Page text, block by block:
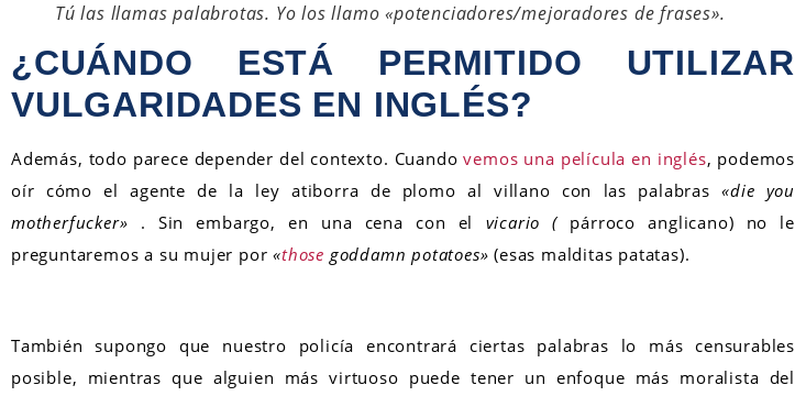
Tú las llamas palabrotas. Yo los llamo «potenciadores/mejoradores de frases».
¿CUÁNDO ESTÁ PERMITIDO UTILIZAR
VULGARIDADES EN INGLÉS?
Además, todo parece depender del contexto. Cuandovemos una película en inglés, podemos
oír cómo el agente de la ley atiborra de plomo al villano con las palabras«die you
motherfucker» . Sin embargo, en una cena con el vicario (párroco anglicano) no le
preguntaremos a su mujer por«those goddamn potatoes» (esas malditas patatas).
También supongo que nuestro policía encontrará ciertas palabras lo más censurables
posible, mientras que alguien más virtuoso puede tener un enfoque más moralista del